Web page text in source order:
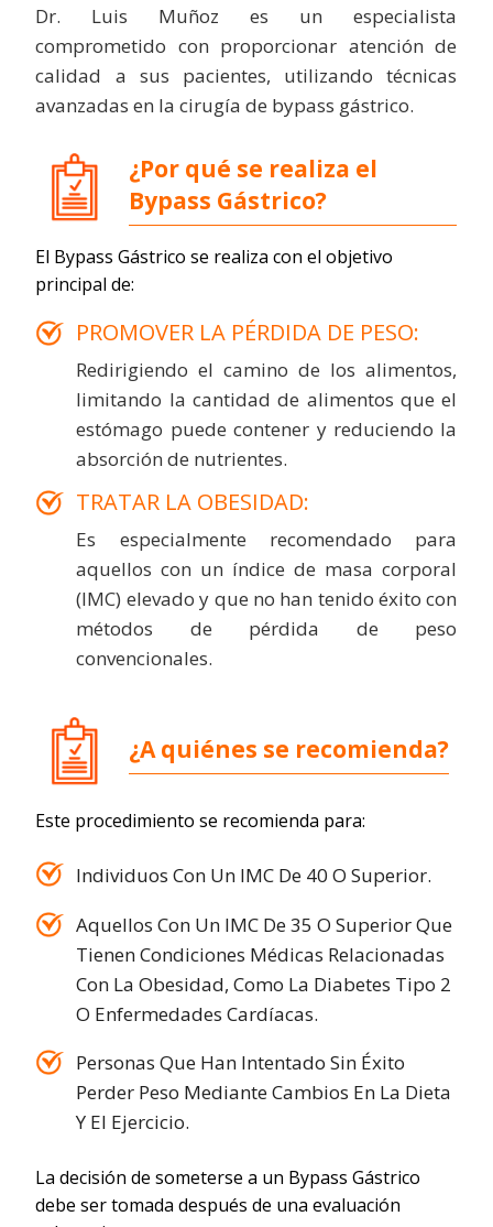
Dr. Luis Muñoz es un especialista
comprometido con proporcionar atención de
calidad a sus pacientes, utilizando técnicas
avanzadas en la cirugía de bypass gástrico.
¿Por qué se realiza el
Bypass Gástrico?
El Bypass Gástrico se realiza con el objetivo
principal de:
PROMOVER LA PÉRDIDA DE PESO:
Redirigiendo el camino de los alimentos,
limitando la cantidad de alimentos que el
estómago puede contener y reduciendo la
absorción de nutrientes.
TRATAR LA OBESIDAD:
Es especialmente recomendado para
aquellos con un índice de masa corporal
(IMC) elevado y que no han tenido éxito con
métodos de pérdida de peso
convencionales.
¿A quiénes se recomienda?
Este procedimiento se recomienda para:
Individuos Con Un IMC De 40 O Superior.
Aquellos Con Un IMC De 35 O Superior Que
Tienen Condiciones Médicas Relacionadas
Con La Obesidad, Como La Diabetes Tipo 2
O Enfermedades Cardíacas.
Personas Que Han Intentado Sin Éxito
Perder Peso Mediante Cambios En La Dieta
Y El Ejercicio.
La decisión de someterse a un Bypass Gástrico
debe ser tomada después de una evaluación